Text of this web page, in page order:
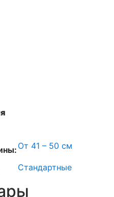
От 41 – 50 см
Стандартные